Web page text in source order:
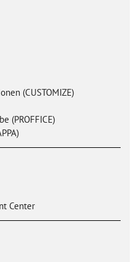
(CUSTOMIZE)
(PROFFICE)
Center